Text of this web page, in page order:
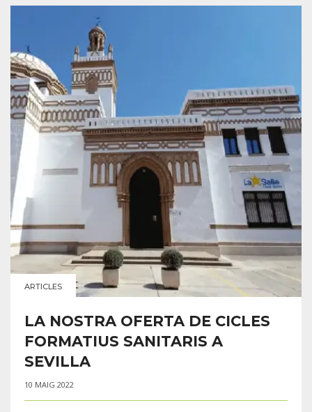
ARTICLES
LA NOSTRA OFERTA DE CICLES
FORMATIUS SANITARIS A
SEVILLA
10 MAIG 2022